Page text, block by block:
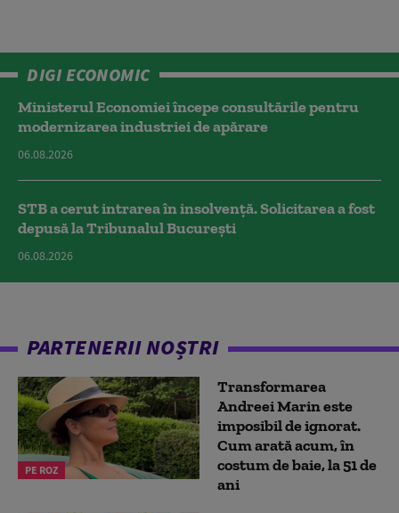
DIGI ECONOMIC
Ministerul Economiei începe consultările pentru
modernizarea industriei de apărare
06.08.2026
STB a cerut intrarea în insolvență. Solicitarea a fost
depusă la Tribunalul București
06.08.2026
PARTENERII NOȘTRI
PE ROZ
Transformarea
Andreei Marin este
imposibil de ignorat.
Cum arată acum, în
costum de baie, la 51 de
ani